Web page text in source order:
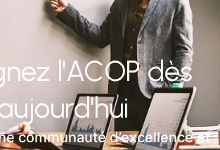
l'ACOP dès
communauté d’excellence et